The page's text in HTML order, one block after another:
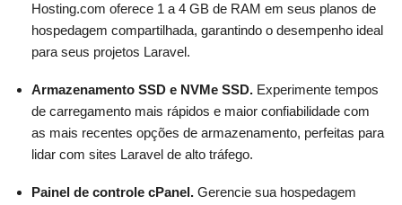
Hosting.com oferece 1 a 4 GB de RAM em seus planos de
hospedagem compartilhada, garantindo o desempenho ideal
para seus projetos Laravel.
Armazenamento SSD e NVMe SSD. Experimente tempos
de carregamento mais rápidos e maior confiabilidade com
as mais recentes opções de armazenamento, perfeitas para
lidar com sites Laravel de alto tráfego.
Painel de controle cPanel. Gerencie sua hospedagem